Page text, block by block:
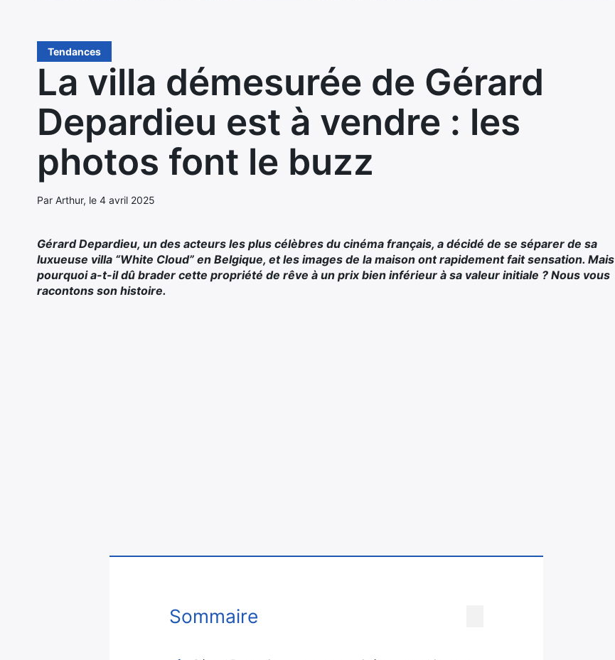
Tendances
La villa démesurée de Gérard
Depardieu est à vendre : les
photos font le buzz
Par Arthur, le 4 avril 2025
Gérard Depardieu, un des acteurs les plus célèbres du cinéma français, a décidé de se séparer de sa
luxueuse villa “White Cloud” en Belgique, et les images de la maison ont rapidement fait sensation. Mais
pourquoi a-t-il dû brader cette propriété de rêve à un prix bien inférieur à sa valeur initiale ? Nous vous
racontons son histoire.
Sommaire